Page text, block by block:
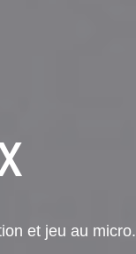
et jeu au micro.